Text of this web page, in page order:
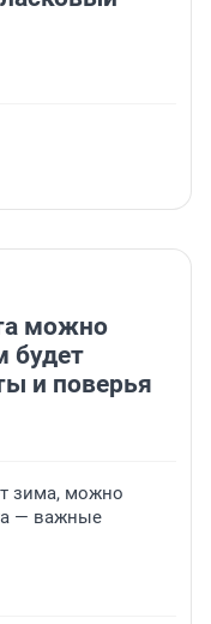
можно
будет
и поверья
зима, можно
— важные